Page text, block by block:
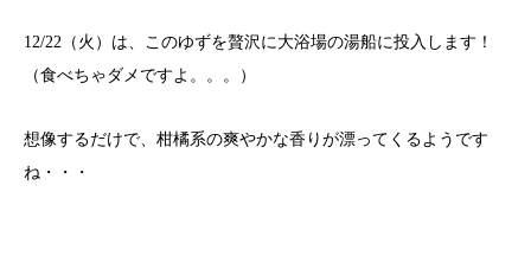
12/22（火）は、このゆずを贅沢に大浴場の湯船に投入します！
（食べちゃダメですよ。。。）
想像するだけで、柑橘系の爽やかな香りが漂ってくるようです
ね・・・